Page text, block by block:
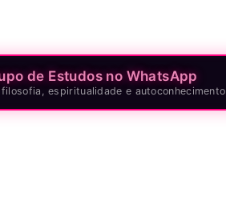
de Estudos no WhatsApp
espiritualidade e autoconhecimento